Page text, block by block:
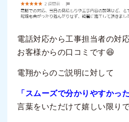
電話対応から工事担当者の対
お客様からの口コミです😆
電翔からのご説明に対して
「スムーズで分かりやすかった
言葉をいただけて嬉しい限り